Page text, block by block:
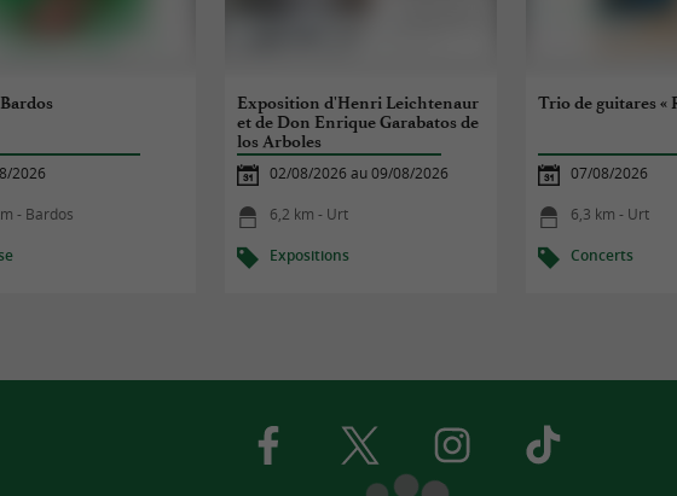
2026
- Bardos
Exposition d'Henri Leichtenaur
et de Don Enrique Garabatos de
los Arboles
02/08/2026 au 09/08/2026
6,2 km - Urt
Expositions
Trio de guitares «
07/08/2026
6,3 km - Urt
Concerts